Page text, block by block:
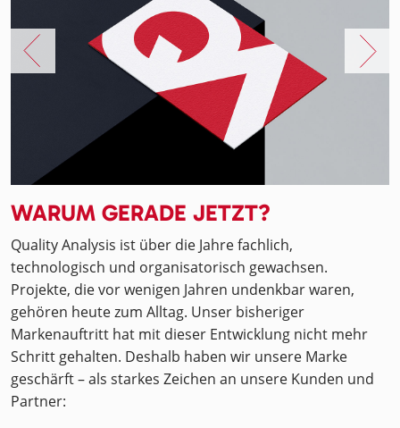
WARUM GERADE JETZT?
Quality Analysis ist über die Jahre fachlich,
technologisch und organisatorisch gewachsen.
Projekte, die vor wenigen Jahren undenkbar waren,
gehören heute zum Alltag. Unser bisheriger
Markenauftritt hat mit dieser Entwicklung nicht mehr
Schritt gehalten. Deshalb haben wir unsere Marke
geschärft – als starkes Zeichen an unsere Kunden und
Partner: